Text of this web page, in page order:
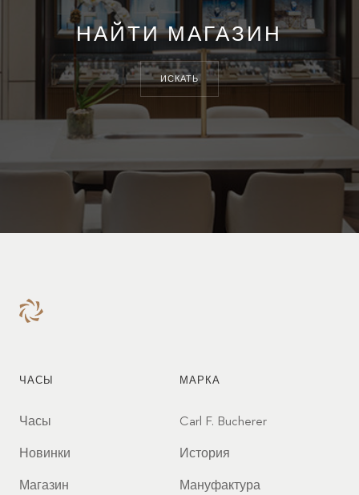
НАЙТИ МАГАЗИН
ИСКАТЬ
ЧАСЫ
Часы
Новинки
Магазин
МАРКА
Carl F. Bucherer
История
Мануфактура